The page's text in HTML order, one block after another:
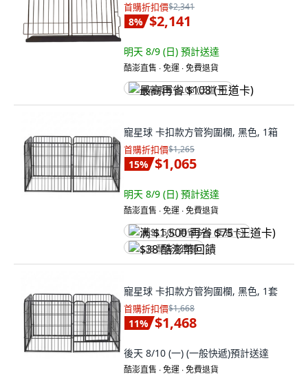
首購折扣價$2,341
8% $2,141
明天 8/9 (日) 預計送達
酷澎直售 ∙ 免運 ∙ 免費退貨
最高再省 $108 (王道卡)
寵星球 卡扣款方管狗圍欄, 黑色, 1箱
首購折扣價$1,265
15% $1,065
明天 8/9 (日) 預計送達
酷澎直售 ∙ 免運 ∙ 免費退貨
满 $1,500 再省 $75 (王道卡)
$38 酷澎幣回饋
寵星球 卡扣款方管狗圍欄, 黑色, 1套
首購折扣價$1,668
11% $1,468
後天 8/10 (一) (一般快遞)預計送達
酷澎直售 ∙ 免運 ∙ 免費退貨